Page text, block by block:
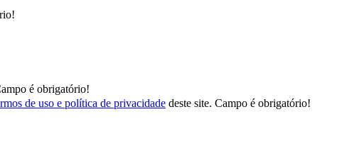
é obrigatório!
de uso e política de privacidade deste site. Campo é obrigatório!